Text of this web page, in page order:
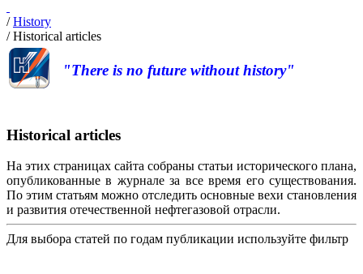
/History
/Historical articles
"There is no future without history"
Historical articles
На этих страницах сайта собраны статьи исторического плана,
опубликованные в журнале за все время его существования.
По этим статьям можно отследить основные вехи становления
и развития отечественной нефтегазовой отрасли.
Для выбора статей по годам публикации используйте фильтр